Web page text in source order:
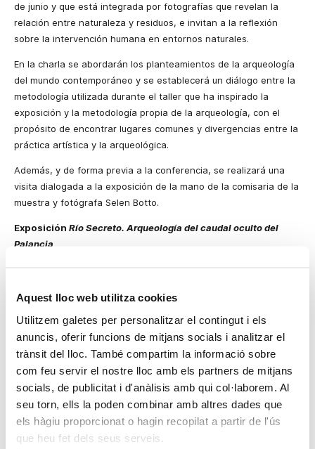
Aquest lloc web utilitza cookies
Utilitzem galetes per personalitzar el contingut i els
anuncis, oferir funcions de mitjans socials i analitzar el
trànsit del lloc. També compartim la informació sobre
com feu servir el nostre lloc amb els partners de mitjans
socials, de publicitat i d'anàlisis amb qui col·laborem. Al
seu torn, ells la poden combinar amb altres dades que
els hàgiu proporcionat o hagin recopilat a partir de l'ús
que heu fet dels seus serveis.
de junio y que está integrada por fotografías que revelan la
relación entre naturaleza y residuos, e invitan a la reflexión
sobre la intervención humana en entornos naturales.
En la charla se abordarán los planteamientos de la arqueología
del mundo contemporáneo y se establecerá un diálogo entre la
metodología utilizada durante el taller que ha inspirado la
exposición y la metodología propia de la arqueología, con el
propósito de encontrar lugares comunes y divergencias entre la
práctica artística y la arqueológica.
Además, y de forma previa a la conferencia, se realizará una
visita dialogada a la exposición de la mano de la comisaria de la
muestra y fotógrafa Selen Botto.
Exposición Río Secreto. Arqueología del caudal oculto del
Palancia
por la fotógrafa Selen Botto a un grupo de 15 personas que
trabajó en el Valle del Alto Palancia, más concretamente en el
tramo del río Palancia en su curso por Segorbe, con el propósito
de explorar el territorio desde una perspectiva de conciencia
medioambiental sirviéndose de la fotografía y del collage como
herramientas creativas.
La muestra recoge las 51 imágenes resultantes de ese proceso
que combinan el paisaje con los residuos encontrados en sus
superficies, invitando así al espectador a entender el entorno